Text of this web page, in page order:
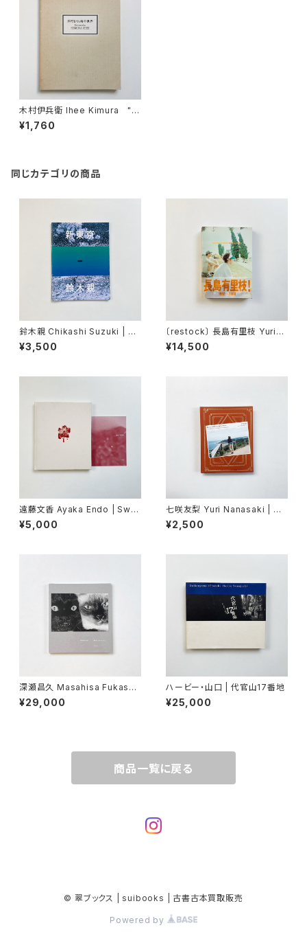
木村伊兵衛 Ihee Kimura "木
村伊兵衛の世界"
¥1,760
同じカテゴリの商品
鈴木親 Chikashi Suzuki | 新
東京
¥3,500
〔restock〕 長島有里枝 Yurie
Nagashima | Pastime para
dise
¥14,500
遠藤文香 Ayaka Endo | Swa
ying Flowers
¥5,000
七咲友梨 Yuri Nanasaki | 朝
になれば鳥たちが騒ぎだすだろ
う
¥2,500
深瀬昌久 Masahisa Fukase
"Wonderful Days"
¥29,000
ハービー・山口 | 代官山17番地
¥25,000
商品一覧に戻る
© 翠ブックス | suibooks | 古書古本買取販売
Powered by